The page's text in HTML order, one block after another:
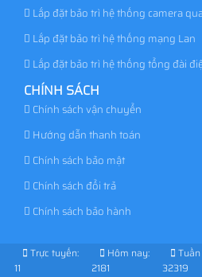
Lắp đặt bảo trì hệ thống camera
Lắp đặt bảo trì hệ thống mạng Lan
Lắp đặt bảo trì hệ thống tổng đài
CHÍNH SÁCH
Chính sách vận chuyển
Hướng dẫn thanh toán
Chính sách bảo mật
Chính sách đổi trả
Chính sách bảo hành
Trực tuyến:
11
Hôm nay:
2181
32319